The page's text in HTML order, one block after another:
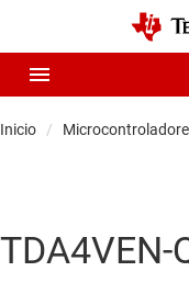
Inicio
TDA4VEN-